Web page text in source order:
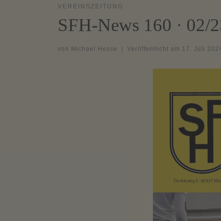
VEREINSZEITUNG
SFH-News 160 · 02/
von Michael Hesse Veröffentlicht am 17. Juli